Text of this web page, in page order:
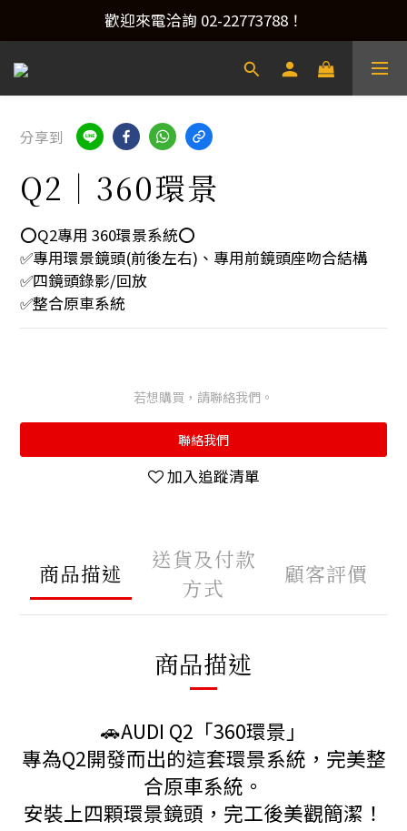
產品洽詢&預約安裝，請加Line：@xacaraudio
歡迎來電洽詢 02-22773788！
產品洽詢&預約安裝，請加Line：@xacaraudio
分享到
Q2｜360環景
⭕️Q2專用 360環景系統⭕️
✅專用環景鏡頭(前後左右)、專用前鏡頭座吻合結構
✅四鏡頭錄影/回放
✅整合原車系統
若想購買，請聯絡我們。
聯絡我們
加入追蹤清單
商品描述
送貨及付款
方式
顧客評價
商品描述
🚗AUDI Q2「360環景」
專為Q2開發而出的這套環景系統，完美整
合原車系統。
安裝上四顆環景鏡頭，完工後美觀簡潔！